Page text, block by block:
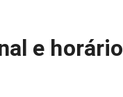
e horário